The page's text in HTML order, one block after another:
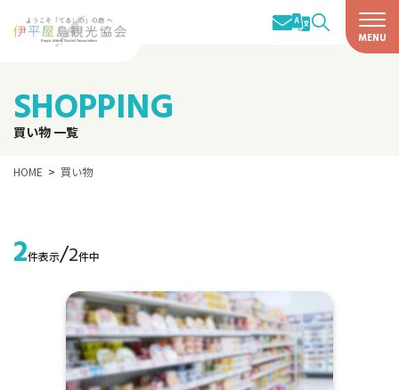
SHOPPING
買い物 一覧
HOME 買い物
2件表示/2件中